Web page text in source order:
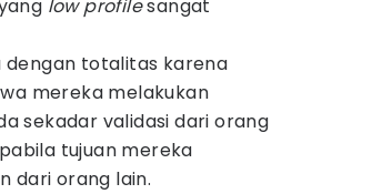
low profilesangat
totalitas karena
mereka melakukan
sekadar validasi dari orang
tujuan mereka
dari orang lain.